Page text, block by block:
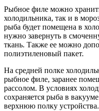
Рыбное филе можно
холодильника, так и в
рыба будет помещена в
нужно завернуть в
ткань. Также ее можно
полиэтиленовый пакет.
На средней полке
рыбное филе, заранее
рассолом. В условиях
сохраняется рыба в
верхнюю полку устройства.